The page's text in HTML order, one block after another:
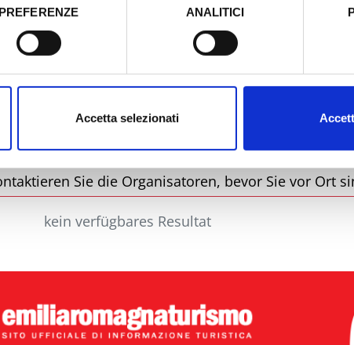
PREFERENZE ANALITICI
Accetta selezionati
Stadt
Sie die Organisatoren, bevor Sie vor Ort
kein verfügbares Resultat